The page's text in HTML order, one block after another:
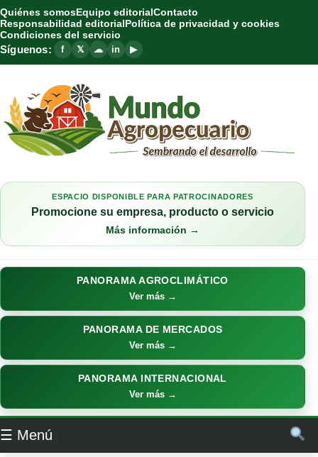
Quiénes somosEquipo editorialContacto
Responsabilidad editorialPolítica de privacidad y cookies
Condiciones del servicio
Síguenos: f 𝕏 ☁ in ▶
ESPACIO DISPONIBLE PARA PATROCINADORES
Promocione su empresa, producto o servicio
Más información →
PANORAMA AGROCLIMÁTICO
Ver más →
PANORAMA DE MERCADOS
Ver más →
PANORAMA INTERNACIONAL
Ver más →
☰ Menú